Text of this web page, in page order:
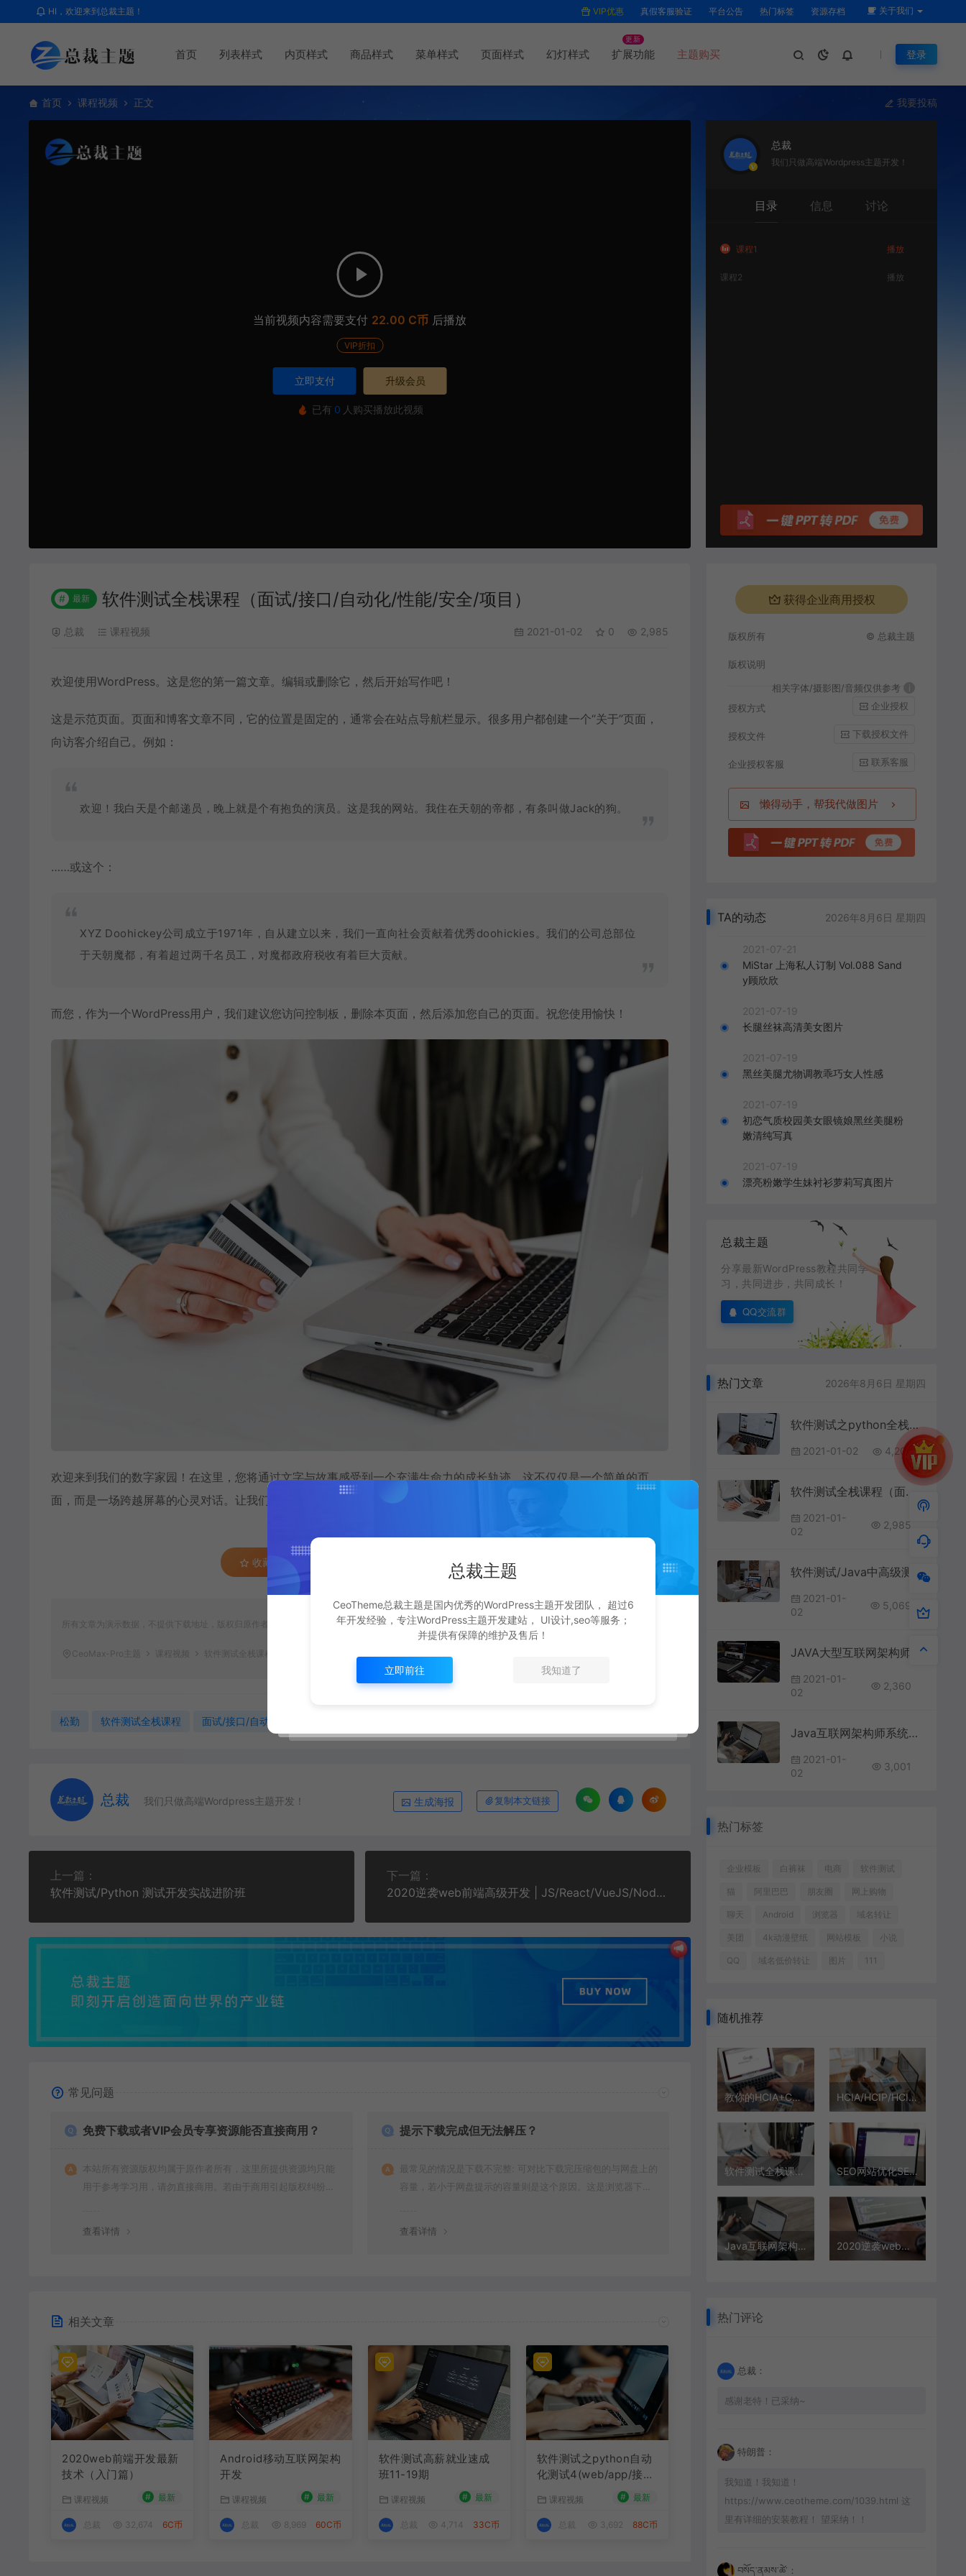
HI，欢迎来到总裁主题！ VIP优惠 真假客服验证 平台公告 热门标签 资源存档 关于我们
首页 列表样式 内页样式 商品样式 菜单样式 页面样式 幻灯样式 扩展功能
更新
主题购买 登录
首页 课程视频 正文 我要投稿
当前视频内容需要支付 22.00 C币 后播放
VIP折扣
立即支付 升级会员
已有 0 人购买播放此视频
总裁
我们只做高端Wordpress主题开发！
目录 信息 讨论
课程1 播放
课程2 播放
# 最新 软件测试全栈课程（面试/接口/自动化/性能/安全/项目）
总裁 课程视频 2021-01-02 0 2,985
欢迎使用WordPress。这是您的第一篇文章。编辑或删除它，然后开始写作吧！
这是示范页面。页面和博客文章不同，它的位置是固定的，通常会在站点导航栏显示。很多用户都创建一个“关于”页面，
向访客介绍自己。例如：
欢迎！我白天是个邮递员，晚上就是个有抱负的演员。这是我的网站。我住在天朝的帝都，有条叫做Jack的狗。
……或这个：
XYZ Doohickey公司成立于1971年，自从建立以来，我们一直向社会贡献着优秀doohickies。我们的公司总部位
于天朝魔都，有着超过两千名员工，对魔都政府税收有着巨大贡献。
而您，作为一个WordPress用户，我们建议您访问控制板 ，删除本页面，然后添加您自己的页面。祝您使用愉快！
欢迎来到我们的数字家园！在这里，您将通过文字与故事感受到一个充满生命力的成长轨迹。这不仅仅是一个简单的页
面，而是一场跨越屏幕的心灵对话。让我们为您沏上一壶春茶，慢慢讲述这段从平凡到不平凡的旅程。
收藏 (0) 点赞 (0)
所有文章为演示数据，不提供下载地址，版权归原作者所有，仅提供演示效果！
CeoMax-Pro主题 课程视频 软件测试全栈课程（面试/接口/自动化/性能/安全/项目）
松勤 软件测试全栈课程 面试/接口/自动化/性能/安全/项目
总裁 我们只做高端Wordpress主题开发！ 生成海报 复制本文链接
上一篇：
软件测试/Python 测试开发实战进阶班
下一篇：
2020逆袭web前端高级开发 | JS/React/VueJS/NodeJS框架实战
常见问题
免费下载或者VIP会员专享资源能否直接商用？
本站所有资源版权均属于原作者所有，这里所提供资源均只能
用于参考学习用，请勿直接商用。若由于商用引起版权纠纷，
查看详情
提示下载完成但无法解压？
最常见的情况是下载不完整: 可对比下载完压缩包的与网盘上的
容量，若小于网盘提示的容量则是这个原因。这是浏览器下载
查看详情
相关文章
2020web前端开发最新
技术（入门篇）
课程视频 # 最新
总裁 32,674 6C币
Android移动互联网架构
开发
课程视频 # 最新
总裁 8,969 60C币
软件测试高薪就业速成
班11-19期
课程视频 # 最新
总裁 4,714 33C币
软件测试之python自动
化测试4(web/app/接口
自动化/自动化框架）
课程视频 # 最新
总裁 3,692 88C币
获得企业商用授权
版权所有 © 总裁主题
版权说明
相关字体/摄影图/音频仅供参考
i
授权方式
企业授权
授权文件 下载授权文件
企业授权客服 联系客服
懒得动手，帮我代做图片
TA的动态 2026年8月6日 星期四
2021-07-21
MiStar 上海私人订制 Vol.088 Sand
y顾欣欣
2021-07-19
长腿丝袜高清美女图片
2021-07-19
黑丝美腿尤物调教乖巧女人性感
2021-07-19
初恋气质校园美女眼镜娘黑丝美腿粉
嫩清纯写真
2021-07-19
漂亮粉嫩学生妹衬衫萝莉写真图片
总裁主题
分享最新WordPress教程共同学
习，共同进步，共同成长！
QQ交流群
热门文章 2026年8月6日 星期四
软件测试之python全栈自动化测试工程师第38期
2021-01-02 4,201
软件测试全栈课程（面试/接口/自动化/性能/安全/项目）
2021-01-
02
2,985
软件测试/Java中高级测试开发「名企定向培养」班
2021-01-
02
5,069
JAVA大型互联网架构师涨薪班Java高级架构师
2021-01-
02
2,360
Java互联网架构师系统进阶课程（VIP）
2021-01-
02
3,001
热门标签
企业模板 白裤袜 电商 软件测试
猫 阿里巴巴 朋友圈 网上购物
聊天 Android 浏览器 域名转让
美团 4k动漫壁纸 网站模板 小说
QQ 域名低价转让 图片 111
随机推荐
教你的HCIA+CCNA全套课程HCIP/CCNP/HCIE/CCIE HCIA/HCIP/HCIE网络工程师实战篇
软件测试全栈课程（面试/接口/自动化/性能/安全/项目） SEO网站优化SEO网赚|熊掌号|网站建设|快速排名|网络推广网络营销
Java互联网架构师系统进阶课程（VIP） 2020逆袭web前端高级开发 | JS/React/VueJS/NodeJS框架实战
热门评论
总裁：
感谢老特！已采纳~
特朗普：
我知道！我知道！
https://www.ceotheme.com/1039.html 这
里有详细的安装教程！ 望采纳！！
བསོད་ནམས་ཚེ་：
总裁主题
CeoTheme总裁主题是国内优秀的WordPress主题开发团队， 超过6
年开发经验，专注WordPress主题开发建站， UI设计,seo等服务；
并提供有保障的维护及售后！
立即前往 我知道了